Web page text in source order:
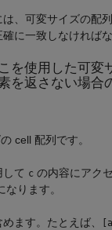
、可変サイズの配
に一致しなければな
を使用した可変
を返さない場合
cell 配列です。
て c の内容にアク
なります。
ます。たとえば、